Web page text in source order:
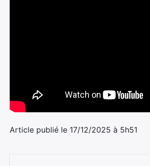
Article publié le 17/12/2025 à 5h51